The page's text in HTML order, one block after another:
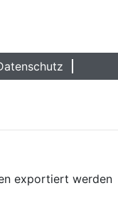
exportiert werden